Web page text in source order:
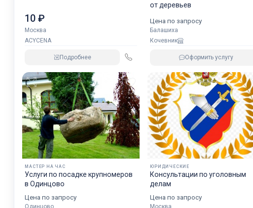
10 ₽
Москва
ACYCENA
Подробнее
от деревьев
Цена по запросу
Балашиха
Кочевник
Оформить услугу
МАСТЕР НА ЧАС
Услуги по посадке крупномеров
в Одинцово
Цена по запросу
Одинцово
ЮРИДИЧЕСКИЕ
Консультации по уголовным
делам
Цена по запросу
Москва